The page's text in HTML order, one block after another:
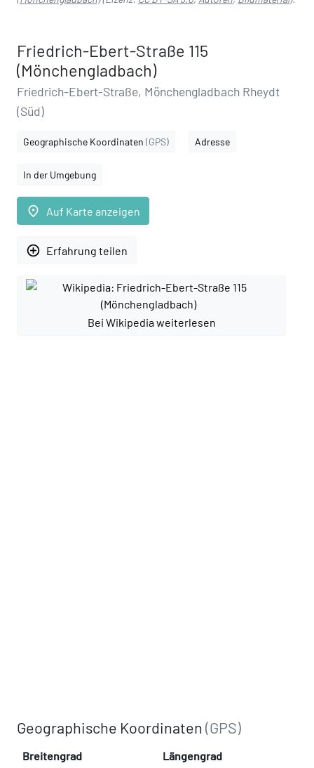
Friedrich-Ebert-Straße 115
(Mönchengladbach)
Friedrich-Ebert-Straße, Mönchengladbach Rheydt
(Süd)
Geographische Koordinaten (GPS) Adresse
In der Umgebung
place Auf Karte anzeigen
add_circle_outline Erfahrung teilen
Bei Wikipedia weiterlesen
Geographische Koordinaten(GPS)
Breitengrad Längengrad